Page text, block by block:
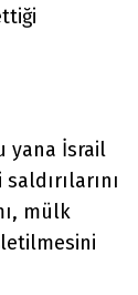
yana İsrail
mülk